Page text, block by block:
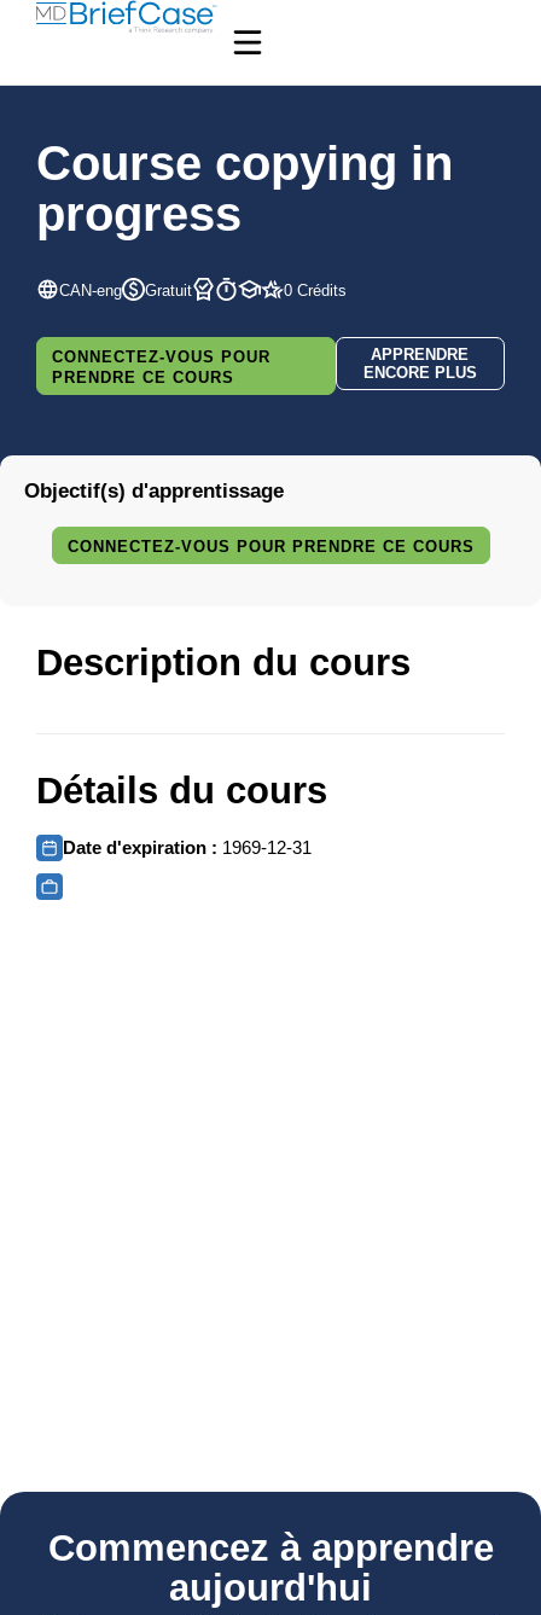
Course copying in
progress
CAN-eng Gratuit 0 Crédits
CONNECTEZ-VOUS POUR
PRENDRE CE COURS
APPRENDRE
ENCORE PLUS
Description du cours
Détails du cours
Date d'expiration : 1969-12-31
Objectif(s) d'apprentissage
CONNECTEZ-VOUS POUR PRENDRE CE COURS
Commencez à apprendre
aujourd'hui